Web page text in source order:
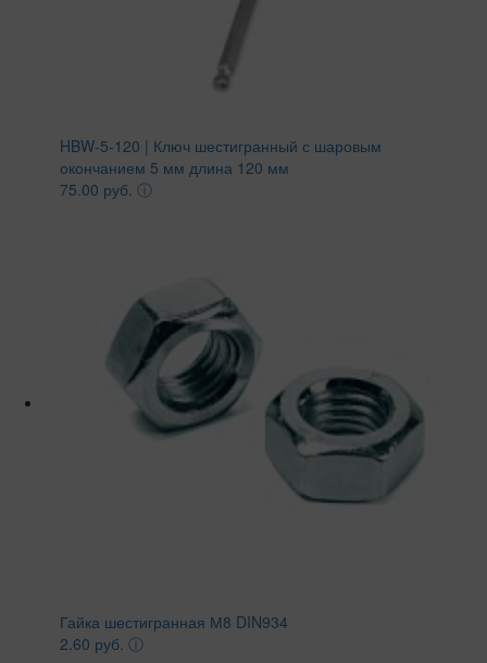
HBW-5-120 | Ключ шестигранный с шаровым
окончанием 5 мм длина 120 мм
75.00 руб. ⓘ
Гайка шестигранная М8 DIN934
2.60 руб. ⓘ